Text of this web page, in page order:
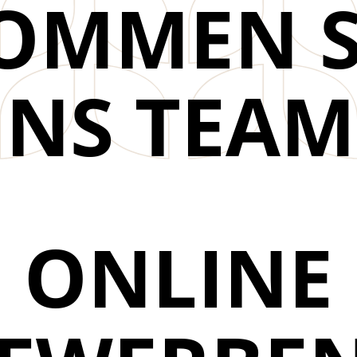
ONLINE